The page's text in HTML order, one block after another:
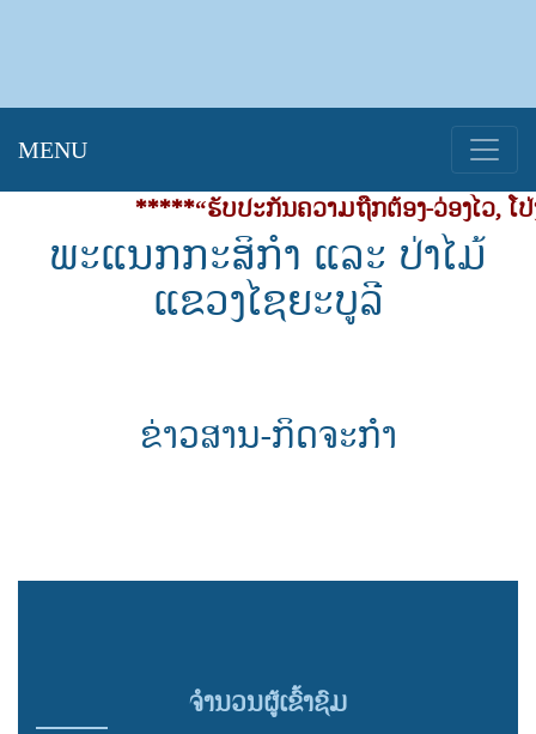
MENU
*****“ຮັບປະກັນຄວາມຖືກຕ້ອງ-ວ່ອງໄວ, ໂ
ພະແນກກະສິກໍາ ແລະ ປ່າໄມ້
ແຂວງໄຊຍະບູລີ
ຂ່າວສານ-ກິດຈະກຳ
ຈຳນວນຜູ້ເຂົ້າຊົມ